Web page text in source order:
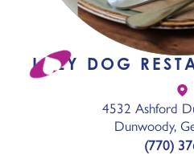
LAZY DOG
4532 Ashford
Dunwoody,
(770)